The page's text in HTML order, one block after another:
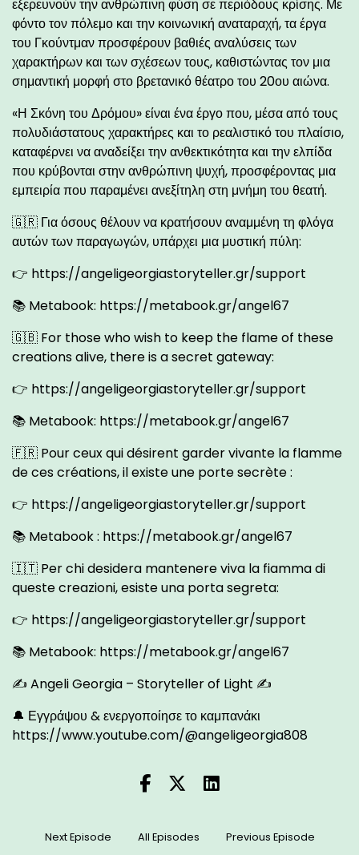
εξερευνούν την ανθρώπινη φύση σε περιόδους κρίσης. Με
φόντο τον πόλεμο και την κοινωνική αναταραχή, τα έργα
του Γκούντμαν προσφέρουν βαθιές αναλύσεις των
χαρακτήρων και των σχέσεων τους, καθιστώντας τον μια
σημαντική μορφή στο βρετανικό θέατρο του 20ου αιώνα.
«Η Σκόνη του Δρόμου» είναι ένα έργο που, μέσα από τους
πολυδιάστατους χαρακτήρες και το ρεαλιστικό του πλαίσιο,
καταφέρνει να αναδείξει την ανθεκτικότητα και την ελπίδα
που κρύβονται στην ανθρώπινη ψυχή, προσφέροντας μια
εμπειρία που παραμένει ανεξίτηλη στη μνήμη του θεατή.
🇬🇷 Για όσους θέλουν να κρατήσουν αναμμένη τη φλόγα
αυτών των παραγωγών, υπάρχει μια μυστική πύλη:
👉 https://angeligeorgiastoryteller.gr/support
📚 Metabook: https://metabook.gr/angel67
🇬🇧 For those who wish to keep the flame of these
creations alive, there is a secret gateway:
👉 https://angeligeorgiastoryteller.gr/support
📚 Metabook: https://metabook.gr/angel67
🇫🇷 Pour ceux qui désirent garder vivante la flamme
de ces créations, il existe une porte secrète :
👉 https://angeligeorgiastoryteller.gr/support
📚 Metabook : https://metabook.gr/angel67
🇮🇹 Per chi desidera mantenere viva la fiamma di
queste creazioni, esiste una porta segreta:
👉 https://angeligeorgiastoryteller.gr/support
📚 Metabook: https://metabook.gr/angel67
✍ Angeli Georgia – Storyteller of Light ✍
🔔 Εγγράψου & ενεργοποίησε το καμπανάκι
https://www.youtube.com/@angeligeorgia808
Next Episode All Episodes Previous Episode